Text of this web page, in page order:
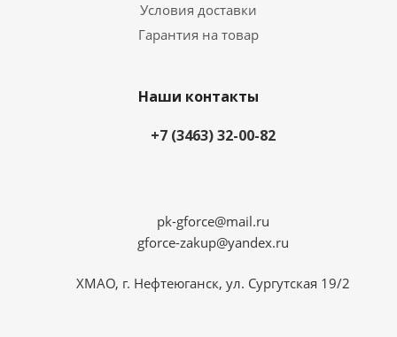
Условия доставки
Гарантия на товар
Наши контакты
+7 (3463) 32-00-82
pk-gforce@mail.ru
gforce-zakup@yandex.ru
ХМАО, г. Нефтеюганск, ул. Сургутская 19/2